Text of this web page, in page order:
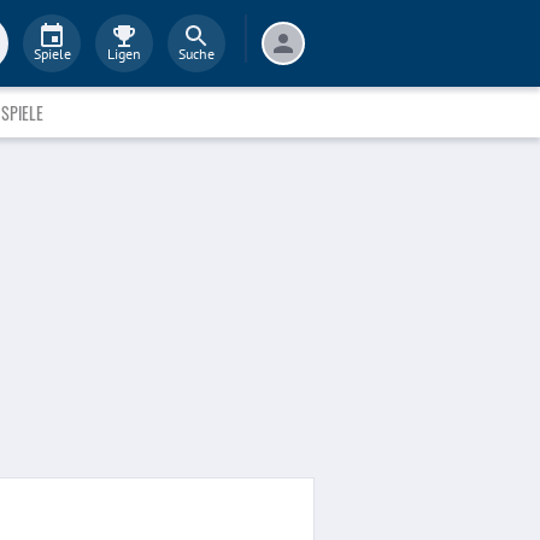
Spiele Ligen Suche
SPIELE